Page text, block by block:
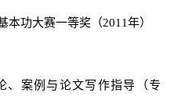
本功大赛一等奖（2011年）
、案例与论文写作指导（专